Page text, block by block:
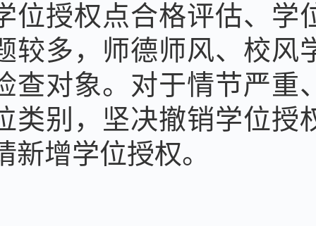
位授权点合格评估、学
较多，师德师风、校风
查对象。对于情节严重
类别，坚决撤销学位授
新增学位授权。